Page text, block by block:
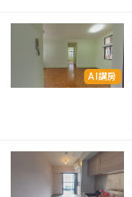
AI講房